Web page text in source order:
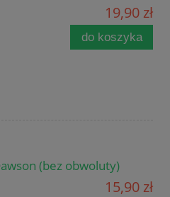
19,90 zł
do koszyka
(bez obwoluty)
15,90 zł